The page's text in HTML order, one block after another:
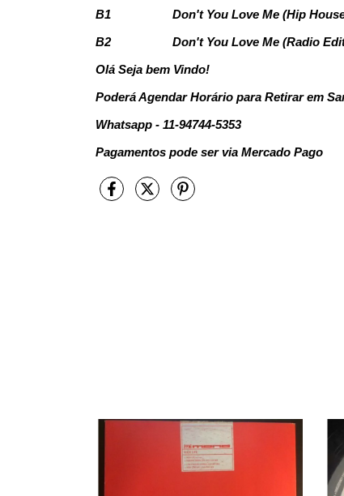
B1
Don't You Love Me (Hip
B2
Don't You Love Me (Radio
Olá Seja bem Vindo!
Poderá Agendar Horário para Retirar em
Whatsapp - 11-94744-5353
Pagamentos pode ser via Mercado Pago